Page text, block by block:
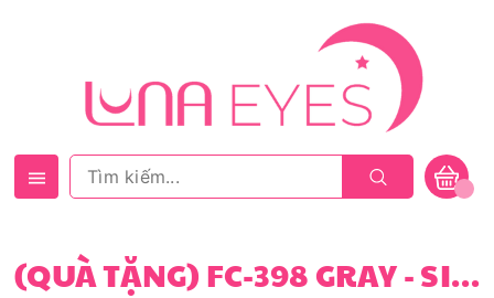
(QUÀ TẶNG) FC-398 GRAY - SIZE NHỎ